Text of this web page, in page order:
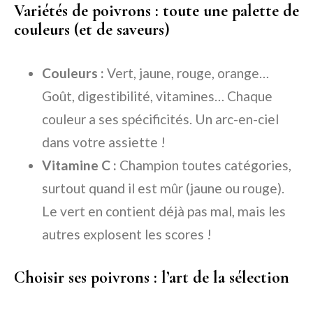
Variétés de poivrons : toute une palette de
couleurs (et de saveurs)
Couleurs : Vert, jaune, rouge, orange…
Goût, digestibilité, vitamines… Chaque
couleur a ses spécificités. Un arc-en-ciel
dans votre assiette !
Vitamine C : Champion toutes catégories,
surtout quand il est mûr (jaune ou rouge).
Le vert en contient déjà pas mal, mais les
autres explosent les scores !
Choisir ses poivrons : l’art de la sélection